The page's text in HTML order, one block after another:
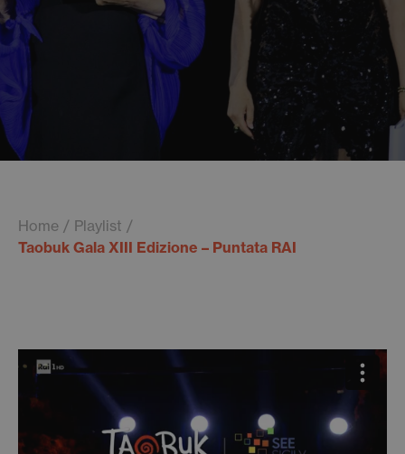
Home
Playlist
Taobuk Gala XIII Edizione – Puntata RAI